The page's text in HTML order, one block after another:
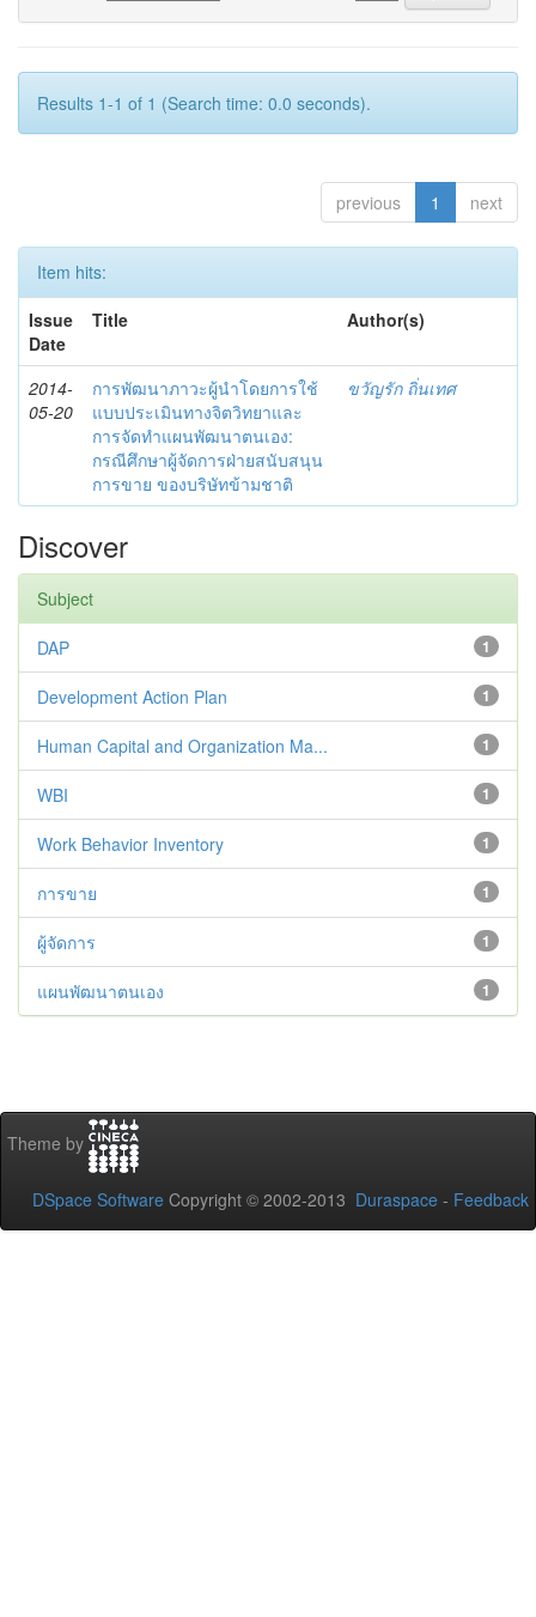
Results 1-1 of 1 (Search time: 0.0 seconds).
previous 1 next
Item hits:
Issue
Date
Title Author(s)
2014-
05-20
การพัฒนาภาวะผู้นำโดยการใช้
แบบประเมินทางจิตวิทยาและ
การจัดทำแผนพัฒนาตนเอง:
กรณีศึกษาผู้จัดการฝ่ายสนับสนุน
การขาย ของบริษัทข้ามชาติ
ขวัญรัก ถิ่นเทศ
Discover
Subject
1
DAP
1
Development Action Plan
1
Human Capital and Organization Ma...
1
WBI
1
Work Behavior Inventory
1
การขาย
1
ผู้จัดการ
1
แผนพัฒนาตนเอง
Theme by
DSpace Software Copyright © 2002-2013 Duraspace - Feedback